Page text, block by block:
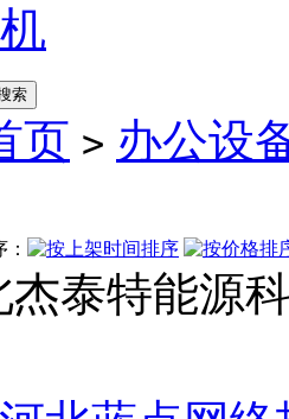
页 > 办公设
泰特能源